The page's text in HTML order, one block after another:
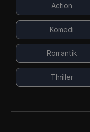
Action
Komedi
Romantik
Thriller